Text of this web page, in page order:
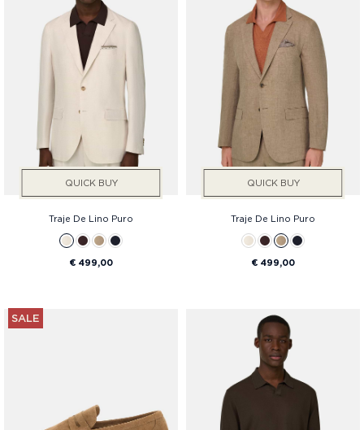
Precio
QUICK BUY
Traje De Lino Puro
€ 499,00
QUICK BUY
Traje De Lino Puro
€ 499,00
SALE